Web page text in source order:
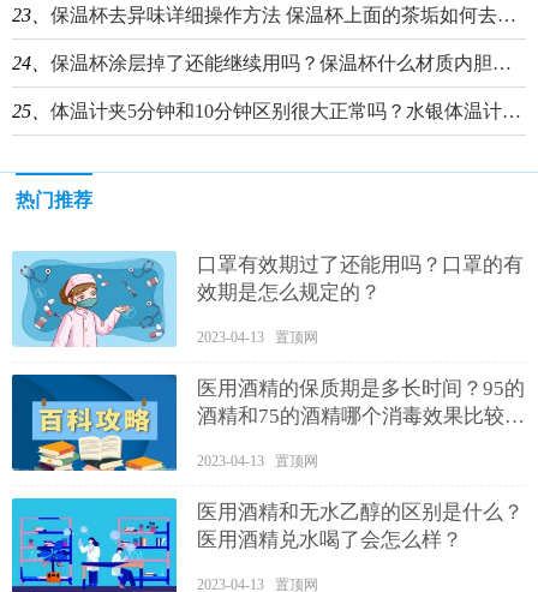
23、 保温杯去异味详细操作方法 保温杯上面的茶垢如何去除？
24、 保温杯涂层掉了还能继续用吗？保温杯什么材质内胆最好？
25、 体温计夹5分钟和10分钟区别很大正常吗？水银体温计用久了会变的不准确吗？
热门推荐
口罩有效期过了还能用吗？口罩的有
效期是怎么规定的？
2023-04-13 置顶网
医用酒精的保质期是多长时间？95的
酒精和75的酒精哪个消毒效果比较
2023-04-13 置顶网
医用酒精和无水乙醇的区别是什么？
医用酒精兑水喝了会怎么样？
2023-04-13 置顶网